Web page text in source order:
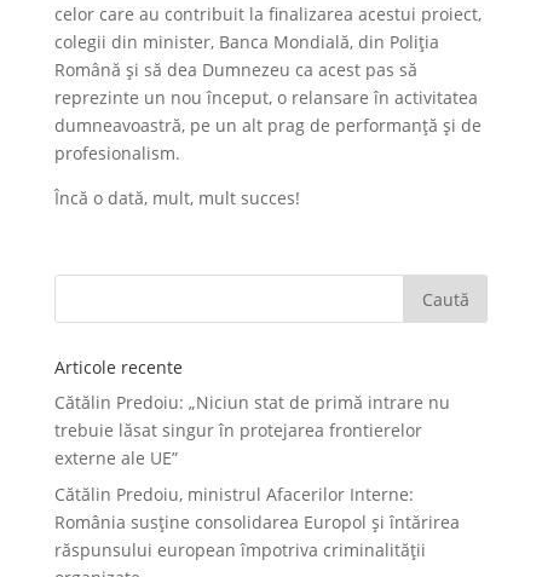
celor care au contribuit la finalizarea acestui proiect,
colegii din minister, Banca Mondială, din Poliția
Română și să dea Dumnezeu ca acest pas să
reprezinte un nou început, o relansare în activitatea
dumneavoastră, pe un alt prag de performanță și de
profesionalism.
Încă o dată, mult, mult succes!
Articole recente
Cătălin Predoiu: „Niciun stat de primă intrare nu
trebuie lăsat singur în protejarea frontierelor
externe ale UE”
Cătălin Predoiu, ministrul Afacerilor Interne:
România susține consolidarea Europol și întărirea
răspunsului european împotriva criminalității